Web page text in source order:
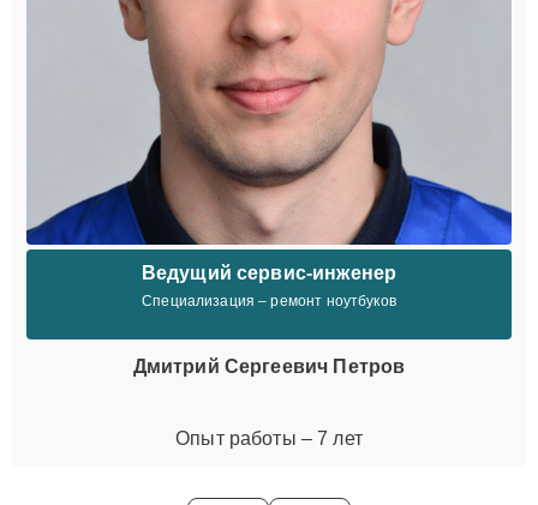
Ведущий сервис-инженер
Специализация – ремонт ноутбуков
Дмитрий Сергеевич Петров
Опыт работы – 7 лет